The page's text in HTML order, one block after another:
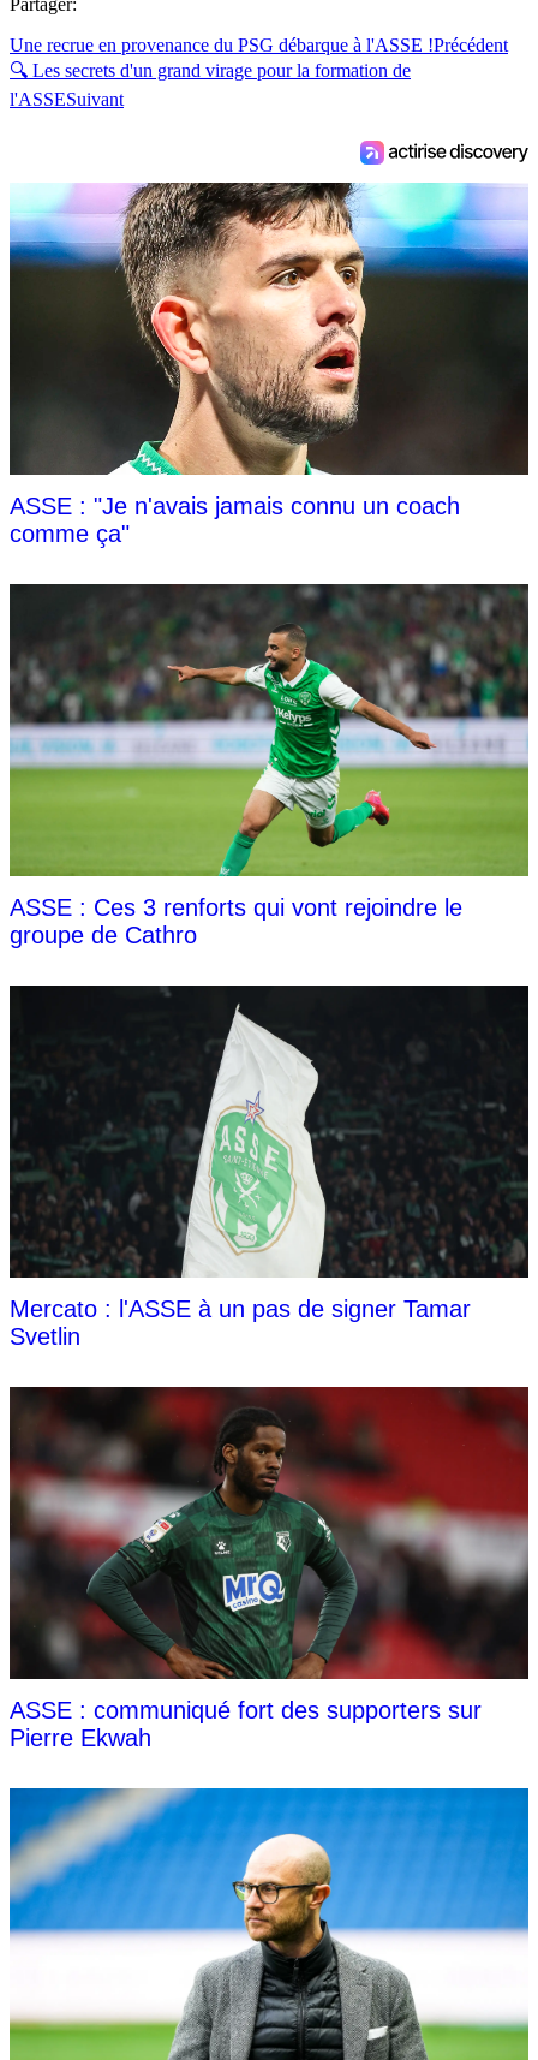
Partager:
Une recrue en provenance du PSG débarque à l'ASSE !Précédent
🔍 Les secrets d'un grand virage pour la formation de
l'ASSESuivant
ASSE : "Je n'avais jamais connu un coach
comme ça"
ASSE : Ces 3 renforts qui vont rejoindre le
groupe de Cathro
Mercato : l'ASSE à un pas de signer Tamar
Svetlin
ASSE : communiqué fort des supporters sur
Pierre Ekwah